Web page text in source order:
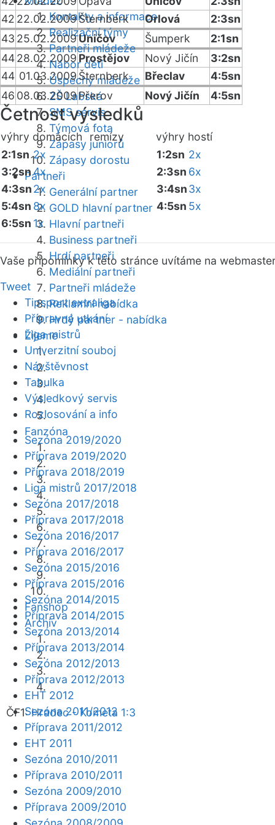
Kontakty a informace
Realizační týmy
Partneři mládeže
Nábor dětí
Úspěchy mládeže
ZŠ Labská
SMS servis
Týmová fota
Zápasy juniorů
Zápasy dorostu
Partneři
Generální partner
GOLD hlavní partner
Hlavní partneři
Business partneři
Hrdí partneři
Mediální partneři
Partneři mládeže
Reklamní nabídka
Hrdý partner - nabídka
Žijeme
Fanzóna
Fanshop
Archiv
ČF1:Hradec - Kometa 1:3
42 22.02.2009Šternberk Orlová
2:3sn
43 25.02.2009Uničov Šumperk
2:1sn
4428.02.2009 Prostějov Nový Jičín
3:2sn
44 01.03.2009Šternberk Břeclav
4:5sn
46 08.03.2009Přerov Nový Jičín 4:5sn
Četnost výsledků
výhry domácích remízy výhry hostí
2:1sn 2x
3:2sn4x
4:3sn2x
5:4sn 8x
6:5sn 1x
1:2sn 2x
2:3sn 6x
3:4sn3x
4:5sn 5x
Vaše připomínky k této stránce uvítáme na webmaster
Tweet
Tipsport extraliga
Přípravná utkání
Liga mistrů
Univerzitní souboj
Návštěvnost
Tabulka
Výsledkový servis
Rozlosování a info
Sezóna 2019/2020
Příprava 2019/2020
Příprava 2018/2019
Liga mistrů 2017/2018
Sezóna 2017/2018
Příprava 2017/2018
Sezóna 2016/2017
Příprava 2016/2017
Sezóna 2015/2016
Příprava 2015/2016
Sezóna 2014/2015
Příprava 2014/2015
Sezóna 2013/2014
Příprava 2013/2014
Sezóna 2012/2013
Příprava 2012/2013
EHT 2012
Sezóna 2011/2012
Příprava 2011/2012
EHT 2011
Sezóna 2010/2011
Příprava 2010/2011
Sezóna 2009/2010
Příprava 2009/2010